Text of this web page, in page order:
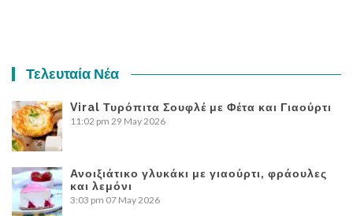
Τελευταία Νέα
Viral Τυρόπιτα Σουφλέ με Φέτα και Γιαούρτι
11:02 pm 29 May 2026
Ανοιξιάτικο γλυκάκι με γιαούρτι, φράουλες
και λεμόνι
3:03 pm 07 May 2026